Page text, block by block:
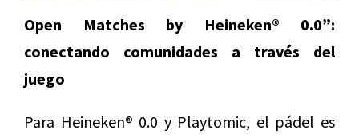
Open Matches by Heineken® 0.0”:
conectando comunidades a través del
juego
Para Heineken® 0.0 y Playtomic, el pádel es